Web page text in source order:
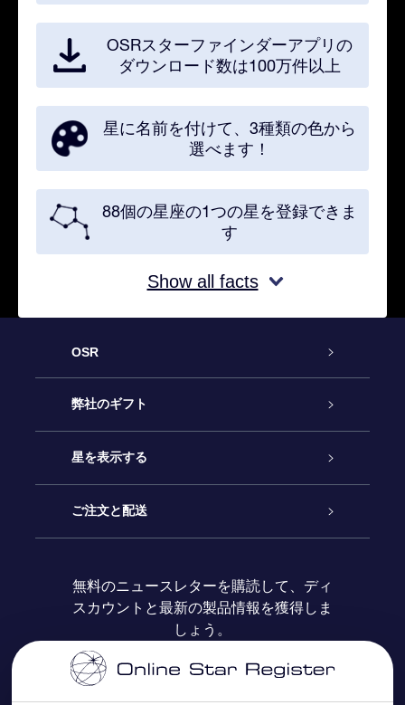
OSRスターファインダーアプリの
ダウンロード数は100万件以上
星に名前を付けて、3種類の色から
選べます！
88個の星座の1つの星を登録できま
す
Show all facts
OSR
カスタマーサービス
お問い合わせ
ブログ
レビュー
弊社のギフト
Online Starギフト
OSRギフトパック
OSR ギフトカード
法人ギフト
星を表示する
星の登録
カスタマイズされたStar Page
One Million Stars
ご注文と配送
お支払いに関する情報
配送に関する情報
無料のニュースレターを購読して、ディ
スカウントと最新の製品情報を獲得しま
しょう。